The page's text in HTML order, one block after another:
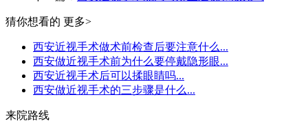
猜你想看的 更多>
西安近视手术做术前检查后要注意什么...
西安做近视手术前为什么要停戴隐形眼...
西安近视手术后可以揉眼睛吗...
西安做近视手术的三步骤是什么...
来院路线